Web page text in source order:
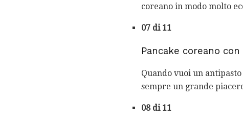
coreano in modo molto
07 di 11
Pancake coreano
Quando vuoi un
sempre un grande
08 di 11